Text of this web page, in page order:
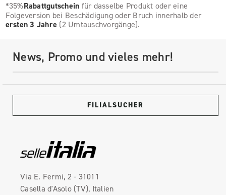
*35%Rabattgutschein für dasselbe Produkt oder eine
Folgeversion bei Beschädigung oder Bruch innerhalb der
ersten 3 Jahre (2 Umtauschvorgänge).
News, Promo und vieles mehr!
FILIALSUCHER
Via E. Fermi, 2 - 31011
Casella d'Asolo (TV), Italien